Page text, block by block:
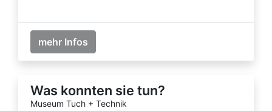
mehr Infos
Was konnten sie tun?
Museum Tuch + Technik